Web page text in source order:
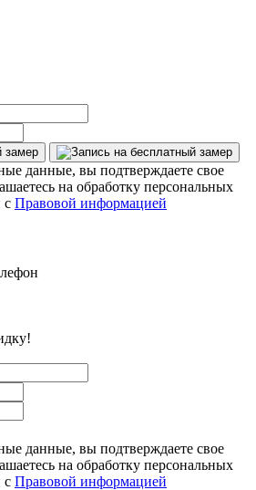
данные, вы подтверждаете свое
на обработку персональных
с Правовой информацией
данные, вы подтверждаете свое
на обработку персональных
с Правовой информацией